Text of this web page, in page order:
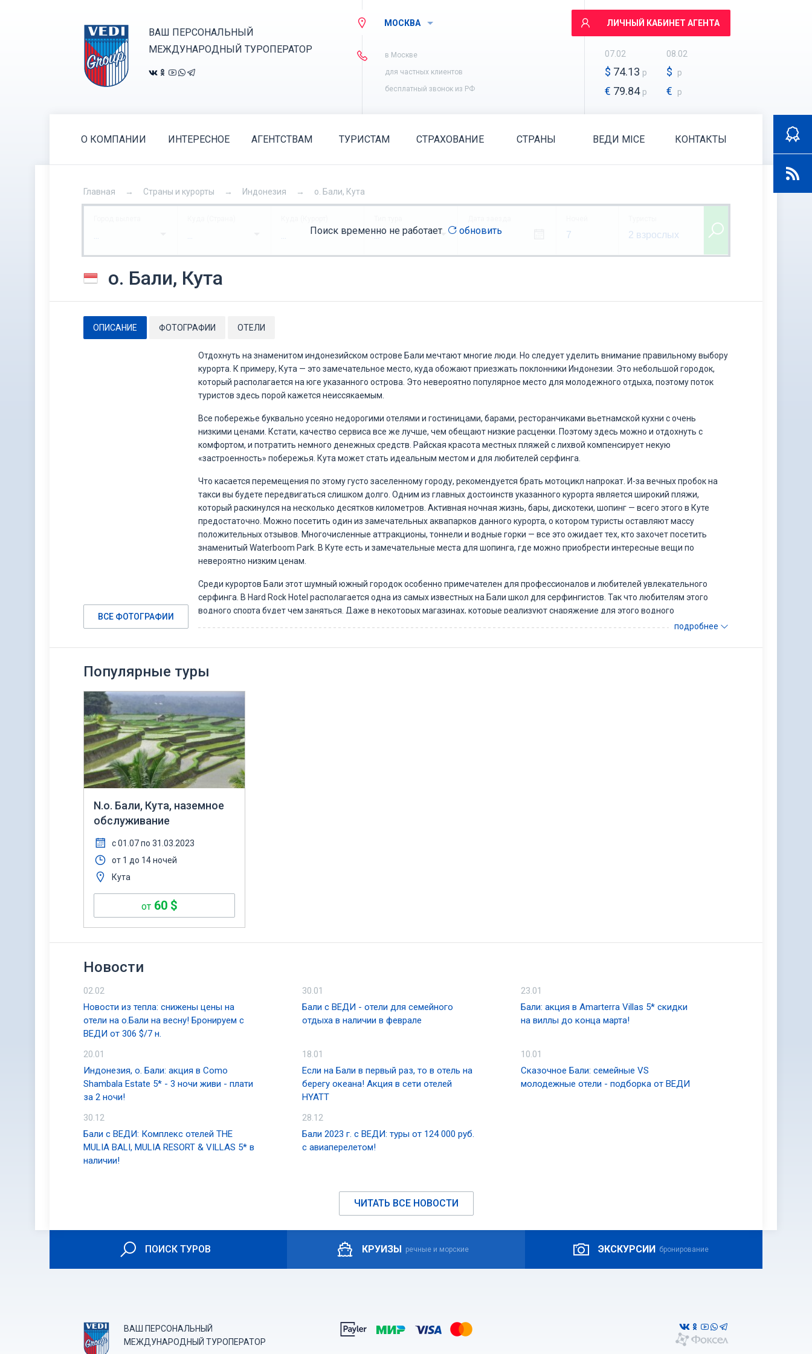
ВАШ ПЕРСОНАЛЬНЫЙ
МЕЖДУНАРОДНЫЙ ТУРОПЕРАТОР
МОСКВА
в Москве
для частных клиентов
бесплатный звонок из РФ
ЛИЧНЫЙ КАБИНЕТ АГЕНТА
07.02
$ 74.13 р
€ 79.84 р
08.02
$ р
€ р
О КОМПАНИИ ИНТЕРЕСНОЕ АГЕНТСТВАМ ТУРИСТАМ СТРАХОВАНИЕ СТРАНЫ ВЕДИ MICE КОНТАКТЫ
Главная Страны и курорты Индонезия о. Бали, Кута
Поиск временно не работает обновить
... ... ... ... 7 2 взрослых
о. Бали, Кута
ОПИСАНИЕ ФОТОГРАФИИ ОТЕЛИ
ВСЕ ФОТОГРАФИИ
Отдохнуть на знаменитом индонезийском острове Бали мечтают многие люди. Но следует уделить внимание правильному выбору
курорта. К примеру, Кута — это замечательное место, куда обожают приезжать поклонники Индонезии. Это небольшой городок,
который располагается на юге указанного острова. Это невероятно популярное место для молодежного отдыха, поэтому поток
туристов здесь порой кажется неиссякаемым.
Все побережье буквально усеяно недорогими отелями и гостиницами, барами, ресторанчиками вьетнамской кухни с очень
низкими ценами. Кстати, качество сервиса все же лучше, чем обещают низкие расценки. Поэтому здесь можно и отдохнуть с
комфортом, и потратить немного денежных средств. Райская красота местных пляжей с лихвой компенсирует некую
«застроенность» побережья. Кута может стать идеальным местом и для любителей серфинга.
Что касается перемещения по этому густо заселенному городу, рекомендуется брать мотоцикл напрокат. И-за вечных пробок на
такси вы будете передвигаться слишком долго. Одним из главных достоинств указанного курорта является широкий пляжи,
который раскинулся на несколько десятков километров. Активная ночная жизнь, бары, дискотеки, шопинг — всего этого в Куте
предостаточно. Можно посетить один из замечательных аквапарков данного курорта, о котором туристы оставляют массу
положительных отзывов. Многочисленные аттракционы, тоннели и водные горки — все это ожидает тех, кто захочет посетить
знаменитый Waterboom Park. В Куте есть и замечательные места для шопинга, где можно приобрести интересные вещи по
невероятно низким ценам.
Среди курортов Бали этот шумный южный городок особенно примечателен для профессионалов и любителей увлекательного
серфинга. В Hard Rock Hotel располагается одна из самых известных на Бали школ для серфингистов. Так что любителям этого
водного спорта будет чем заняться. Даже в некоторых магазинах, которые реализуют снаряжение для этого водного
Скалы Бали, невероятный дайвинг, храмы Убуд — эти и многие другие экскурсии вам предложат в городе Кута. Так что
здесь довольно мягкий — резких температурных перепадов практически не бывает. Норма всегда поддерживается в диапазоне от
подробнее
Популярные туры
N.о. Бали, Кута, наземное
обслуживание
с 01.07 по 31.03.2023
от 1 до 14 ночей
Кута
от 60 $
Новости
02.02
Новости из тепла: снижены цены на
отели на о.Бали на весну! Бронируем с
ВЕДИ от 306 $/7 н.
30.01
Бали с ВЕДИ - отели для семейного
отдыха в наличии в феврале
23.01
Бали: акция в Amarterra Villas 5* скидки
на виллы до конца марта!
20.01
Индонезия, о. Бали: акция в Como
Shambala Estate 5* - 3 ночи живи - плати
за 2 ночи!
18.01
Если на Бали в первый раз, то в отель на
берегу океана! Акция в сети отелей
HYATT
10.01
Сказочное Бали: семейные VS
молодежные отели - подборка от ВЕДИ
30.12
Бали с ВЕДИ: Комплекс отелей THE
MULIA BALI, MULIA RESORT & VILLAS 5* в
наличии!
28.12
Бали 2023 г. с ВЕДИ: туры от 124 000 руб.
с авиаперелетом!
ЧИТАТЬ ВСЕ НОВОСТИ
ПОИСК ТУРОВ КРУИЗЫ речные и морские ЭКСКУРСИИ бронирование
ВАШ ПЕРСОНАЛЬНЫЙ
МЕЖДУНАРОДНЫЙ ТУРОПЕРАТОР